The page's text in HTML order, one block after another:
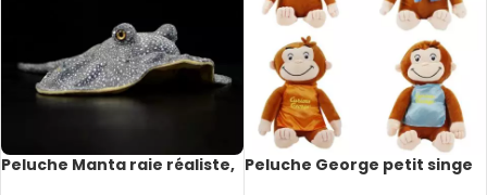
Peluche Manta raie réaliste, Peluche George petit singe